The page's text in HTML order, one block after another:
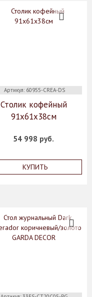
Артикул: 60955-CREA-DS
Столик кофейный
91х61х38см
54 998 руб.
КУПИТЬ